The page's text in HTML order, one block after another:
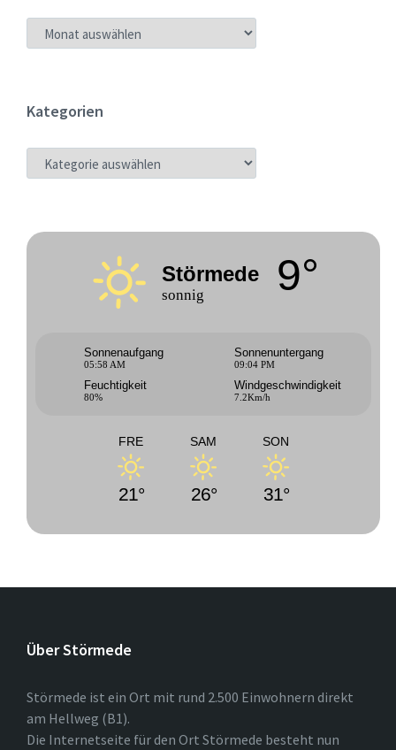
ARCHIV
Kategorien
KATEGORIEN
Störmede
sonnig 9°
Sonnenaufgang
05:58 AM
Sonnenuntergang
09:04 PM
Feuchtigkeit
80%
Windgeschwindigkeit
7.2Km/h
FRE
21°
SAM
26°
SON
31°
Über Störmede
Störmede ist ein Ort mit rund 2.500 Einwohnern direkt
am Hellweg (B1).
Die Internetseite für den Ort Störmede besteht nun